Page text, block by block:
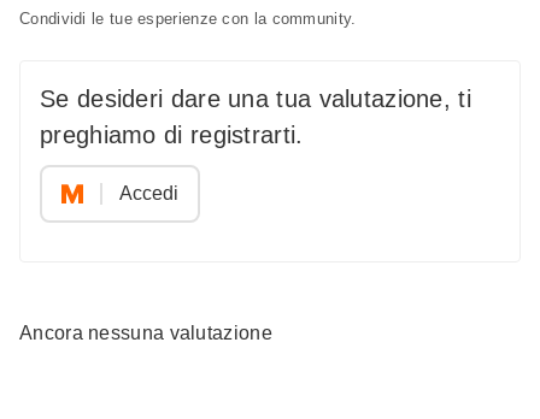
Condividi le tue esperienze con la community.
Se desideri dare una tua valutazione, ti
preghiamo di registrarti.
Accedi
Ancora nessuna valutazione